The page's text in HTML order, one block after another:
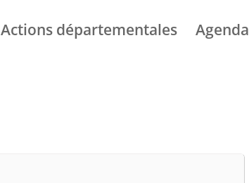
Actions départementales Agenda